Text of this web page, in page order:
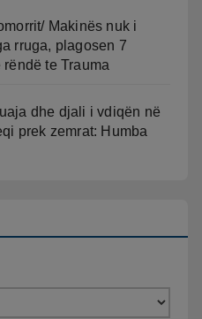
Makinës nuk i
rruga, plagosen 7
te Trauma
dhe djali i vdiqën në
prek zemrat: Humba